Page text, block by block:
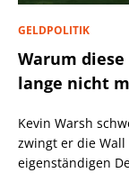
GELDPOLITIK
Warum
lange nicht
Kevin Warsh
zwingt er die Wall Street zum Rätselraten und zum
eigenständigen